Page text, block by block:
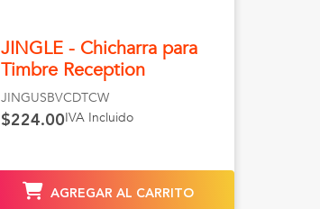
JINGLE - Chicharra para
Timbre Reception
JINGUSBVCDTCW
$224.00IVA Incluido
AGREGAR AL CARRITO